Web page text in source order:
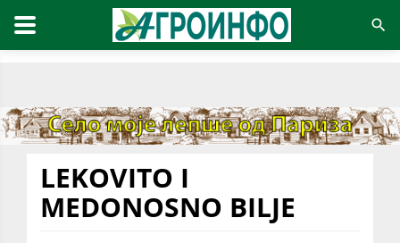
LEKOVITO I
MEDONOSNO BILJE